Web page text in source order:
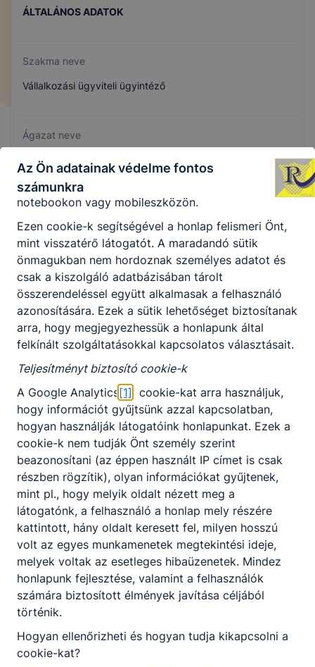
ÁLTALÁNOS ADATOK
Szakma neve
Vállalkozási ügyviteli ügyintéző
Ágazat neve
Gazdálkodás és menedzsment
Szakmajegyzék száma
504110902
Képzés időtartama
5 év
Nem válaszható
KKK/PTT
KKK letöltése (pdf)
PTT letöltése (pdf)
Okleveles technikusképzés
Nem
Előjelentkezés
Gazdálkodás és menedzsment ágazat képzése,
amely érettségivel és technikus szintű
szakképzettség megszerzésével zárul.
A szakképzettséggel rendelkező alkalmas a
vállalkozás ügyviteli feladatainak végrehajtására,
részt vesz a számviteli és pénzügyi feladatainak
ellátásában, közreműködik a mikro-, kis- és
középvállalkozások számviteli és pénzügyi
feladatainak ellátásában, továbbá egyes
részfeladatokat önállóan lát el. Kapcsolatot tart a
munkatársakkal, ügyfelekkel, illetve
rendezvényeket, megbeszéléseket szervez.
Ajánlott minden fiatal számára, akit érdekel a
vállalkozások működése, belső folyamatai,
Az Ön adatainak védelme fontos
számunkra
aktuális látogatására vonatkozik, a munkamenet
számítógépéről.
Ezen cookie-k alkalmazása nélkül nem tudjuk
Használatot elősegítő “maradandó sütik” persistent
cookie-k
A “maradandó sütik” (persistent cookie) a honlap
elhagyását követően is tárolódnak a számítógépen,
notebookon vagy mobileszközön.
Ezen cookie-k segítségével a honlap felismeri Önt,
mint visszatérő látogatót. A maradandó sütik
önmagukban nem hordoznak személyes adatot és
csak a kiszolgáló adatbázisában tárolt
összerendeléssel együtt alkalmasak a felhasználó
azonosítására. Ezek a sütik lehetőséget biztosítanak
arra, hogy megjegyezhessük a honlapunk által
felkínált szolgáltatásokkal kapcsolatos választásait.
Teljesítményt biztosító cookie-k
A Google Analytics [1] cookie-kat arra használjuk,
hogy információt gyűjtsünk azzal kapcsolatban,
hogyan használják látogatóink honlapunkat. Ezek a
cookie-k nem tudják Önt személy szerint
beazonosítani (az éppen használt IP címet is csak
részben rögzítik), olyan információkat gyűjtenek,
mint pl., hogy melyik oldalt nézett meg a
látogatónk, a felhasználó a honlap mely részére
kattintott, hány oldalt keresett fel, milyen hosszú
volt az egyes munkamenetek megtekintési ideje,
melyek voltak az esetleges hibaüzenetek. Mindez
honlapunk fejlesztése, valamint a felhasználók
számára biztosított élmények javítása céljából
történik.
Hogyan ellenőrizheti és hogyan tudja kikapcsolni a
cookie-kat?